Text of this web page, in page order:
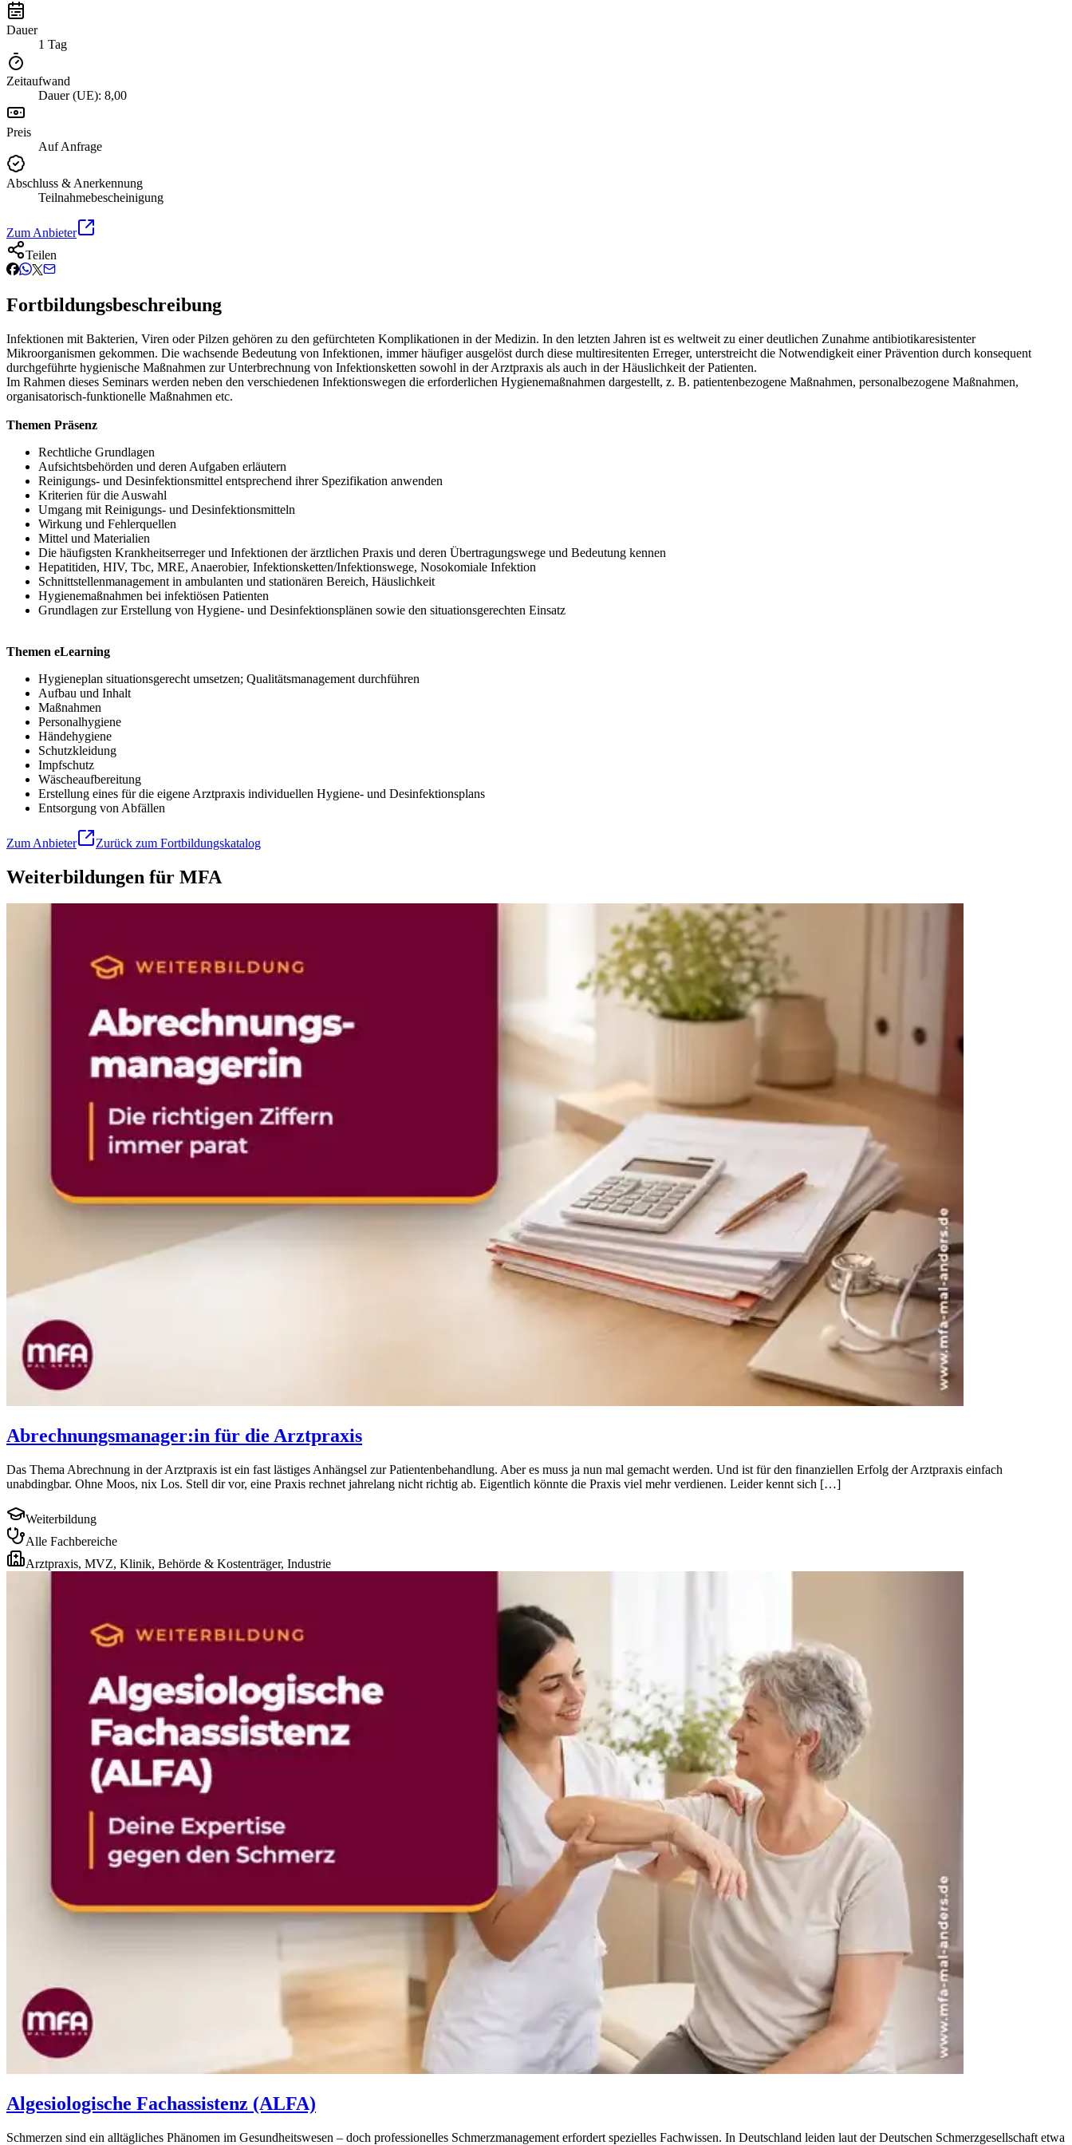
Dauer
1 Tag
Zeitaufwand
Dauer (UE): 8,00
Preis
Auf Anfrage
Abschluss & Anerkennung
Teilnahmebescheinigung
Zum Anbieter
Teilen
Fortbildungsbeschreibung
Infektionen mit Bakterien, Viren oder Pilzen gehören zu den gefürchteten Komplikationen in der Medizin. In den letzten Jahren ist es weltweit zu einer deutlichen Zunahme antibiotikaresistenter
Mikroorganismen gekommen. Die wachsende Bedeutung von Infektionen, immer häufiger ausgelöst durch diese multiresitenten Erreger, unterstreicht die Notwendigkeit einer Prävention durch konsequent
durchgeführte hygienische Maßnahmen zur Unterbrechnung von Infektionsketten sowohl in der Arztpraxis als auch in der Häuslichkeit der Patienten.
Im Rahmen dieses Seminars werden neben den verschiedenen Infektionswegen die erforderlichen Hygienemaßnahmen dargestellt, z. B. patientenbezogene Maßnahmen, personalbezogene Maßnahmen,
organisatorisch-funktionelle Maßnahmen etc.
Themen Präsenz
Rechtliche Grundlagen
Aufsichtsbehörden und deren Aufgaben erläutern
Reinigungs- und Desinfektionsmittel entsprechend ihrer Spezifikation anwenden
Kriterien für die Auswahl
Umgang mit Reinigungs- und Desinfektionsmitteln
Wirkung und Fehlerquellen
Mittel und Materialien
Die häufigsten Krankheitserreger und Infektionen der ärztlichen Praxis und deren Übertragungswege und Bedeutung kennen
Hepatitiden, HIV, Tbc, MRE, Anaerobier, Infektionsketten/Infektionswege, Nosokomiale Infektion
Schnittstellenmanagement in ambulanten und stationären Bereich, Häuslichkeit
Hygienemaßnahmen bei infektiösen Patienten
Grundlagen zur Erstellung von Hygiene- und Desinfektionsplänen sowie den situationsgerechten Einsatz
Themen eLearning
Hygieneplan situationsgerecht umsetzen; Qualitätsmanagement durchführen
Aufbau und Inhalt
Maßnahmen
Personalhygiene
Händehygiene
Schutzkleidung
Impfschutz
Wäscheaufbereitung
Erstellung eines für die eigene Arztpraxis individuellen Hygiene- und Desinfektionsplans
Entsorgung von Abfällen
Zum Anbieter Zurück zum Fortbildungskatalog
Weiterbildungen für MFA
Abrechnungsmanager:in für die Arztpraxis
Das Thema Abrechnung in der Arztpraxis ist ein fast lästiges Anhängsel zur Patientenbehandlung. Aber es muss ja nun mal gemacht werden. Und ist für den finanziellen Erfolg der Arztpraxis einfach
unabdingbar. Ohne Moos, nix Los. Stell dir vor, eine Praxis rechnet jahrelang nicht richtig ab. Eigentlich könnte die Praxis viel mehr verdienen. Leider kennt sich […]
Weiterbildung
Alle Fachbereiche
Arztpraxis, MVZ, Klinik, Behörde & Kostenträger, Industrie
Algesiologische Fachassistenz (ALFA)
Schmerzen sind ein alltägliches Phänomen im Gesundheitswesen – doch professionelles Schmerzmanagement erfordert spezielles Fachwissen. In Deutschland leiden laut der Deutschen Schmerzgesellschaft etwa